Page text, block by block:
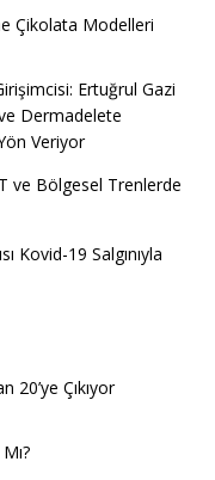
Çikolata Modelleri
Ertuğrul Gazi
Dermadelete
Veriyor
ve Bölgesel Trenlerde
Kovid-19 Salgınıyla
20’ye Çıkıyor